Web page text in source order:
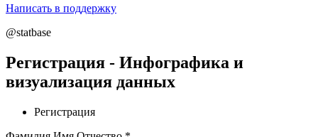
Написать в поддержку
@statbase
Регистрация - Инфографика и
визуализация данных
Регистрация